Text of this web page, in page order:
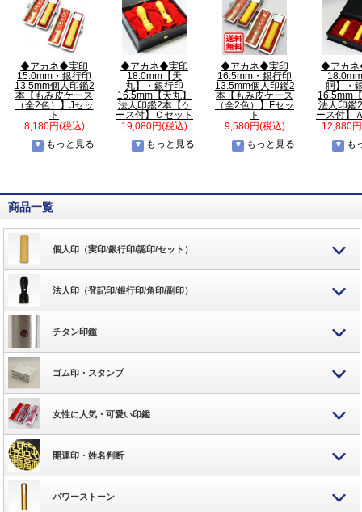
◆アカネ◆実印
15.0mm・銀行印
13.5mm個人印鑑2
本【もみ皮ケース
（全2色）】Jセッ
ト
8,180円(税込)
もっと見る
◆アカネ◆実印
18.0mm【天
丸】・銀行印
16.5mm【天丸】
法人印鑑2本【ケ
ース付】Ｃセット
19,080円(税込)
もっと見る
◆アカネ◆実印
16.5mm・銀行印
13.5mm個人印鑑2
本【もみ皮ケース
（全2色）】Fセッ
ト
9,580円(税込)
もっと見る
◆アカ
胴】・
16.5mm
法人印鑑
ース付】
12,880
も
商品一覧
個人印（実印/銀行印/認印/セット）
法人印（登記印/銀行印/角印/副印）
チタン印鑑
ゴム印・スタンプ
女性に人気・可愛い印鑑
開運印・姓名判断
パワーストーン